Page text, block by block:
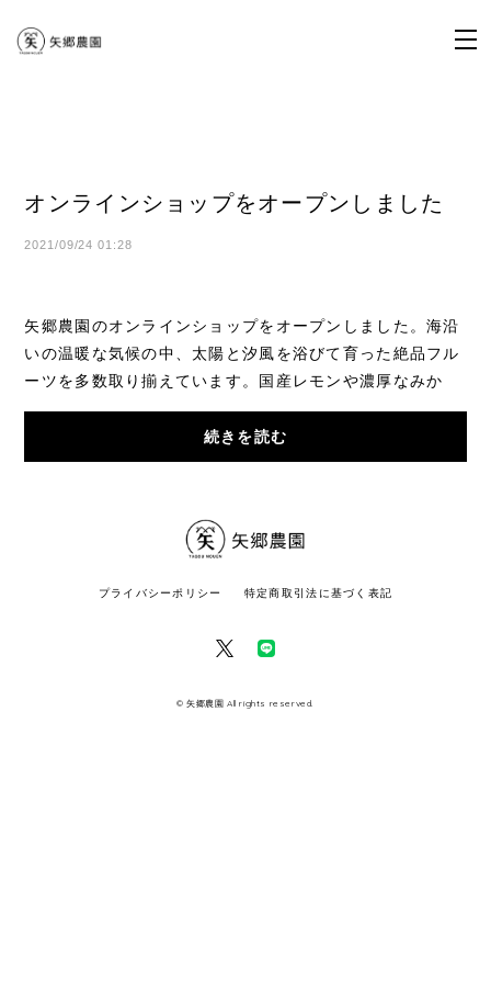
オンラインショップをオープンしました
2021/09/24 01:28
矢郷農園のオンラインショップをオープンしました。海沿
いの温暖な気候の中、太陽と汐風を浴びて育った絶品フル
ーツを多数取り揃えています。国産レモンや濃厚なみか
ん、キウイフルーツなど旬の食材をお楽しみく...
続きを読む
プライバシーポリシー 特定商取引法に基づく表記
© 矢郷農園 All rights reserved.